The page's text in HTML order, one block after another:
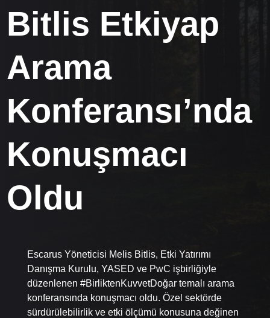
Bitlis Etkiyap
Arama
Konferansı’nda
Konuşmacı
Oldu
Escarus Yöneticisi Melis Bitlis, Etki Yatırımı
Danışma Kurulu, YASED ve PwC işbirliğiyle
düzenlenen #BirliktenKuvvetDoğar temalı arama
konferansında konuşmacı oldu. Özel sektörde
sürdürülebilirlik ve etki ölçümü konusuna değinen